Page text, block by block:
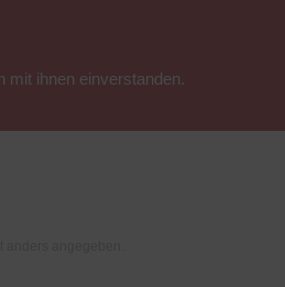
mit ihnen einverstanden.